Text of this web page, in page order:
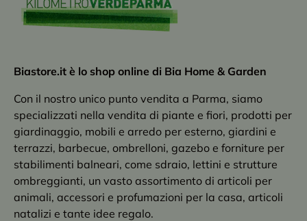
Biastore.it è lo shop online di Bia Home & Garden
Con il nostro unico punto vendita a Parma, siamo
specializzati nella vendita di piante e fiori, prodotti per
giardinaggio, mobili e arredo per esterno, giardini e
terrazzi, barbecue, ombrelloni, gazebo e forniture per
stabilimenti balneari, come sdraio, lettini e strutture
ombreggianti, un vasto assortimento di articoli per
animali, accessori e profumazioni per la casa, articoli
natalizi e tante idee regalo.